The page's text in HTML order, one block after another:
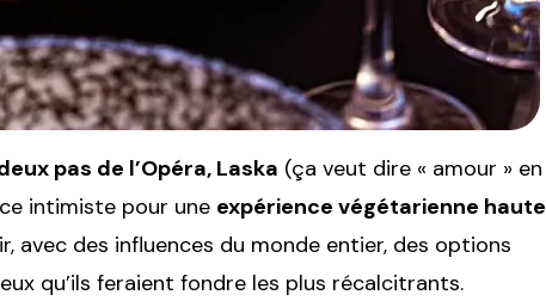
pas de l’Opéra, Laska (ça veut dire « amour » en
intimiste pour une expérience végétarienne haute
avec des influences du monde entier, des options
qu’ils feraient fondre les plus récalcitrants.